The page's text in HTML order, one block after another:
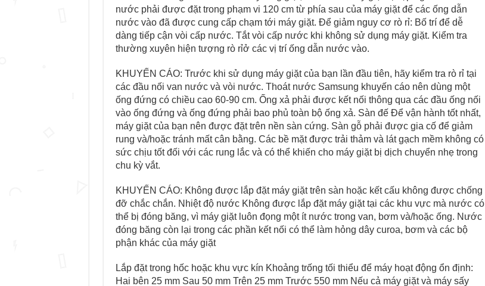
nước phải được đặt trong phạm vi 120 cm từ phía sau của máy giặt để các ống dẫn
nước vào đã được cung cấp chạm tới máy giặt. Để giảm nguy cơ rò rỉ: Bố trí để dễ
dàng tiếp cận vòi cấp nước. Tắt vòi cấp nước khi không sử dụng máy giặt. Kiểm tra
thường xuyên hiện tượng rò rỉở các vị trí ống dẫn nước vào.
KHUYẾN CÁO: Trước khi sử dụng máy giặt của bạn lần đầu tiên, hãy kiểm tra rò rỉ tại
các đầu nối van nước và vòi nước. Thoát nước Samsung khuyến cáo nên dùng một
ống đứng có chiều cao 60-90 cm. Ống xả phải được kết nối thông qua các đầu ống nối
vào ống đứng và ống đứng phải bao phủ toàn bộ ống xả. Sàn đế Để vận hành tốt nhất,
máy giặt của bạn nên được đặt trên nền sàn cứng. Sàn gỗ phải được gia cố để giảm
rung và/hoặc tránh mất cân bằng. Các bề mặt được trải thảm và lát gạch mềm không có
sức chịu tốt đối với các rung lắc và có thể khiến cho máy giặt bị dịch chuyển nhẹ trong
chu kỳ vắt.
KHUYẾN CÁO: Không được lắp đặt máy giặt trên sàn hoặc kết cấu không được chống
đỡ chắc chắn. Nhiệt độ nước Không được lắp đặt máy giặt tại các khu vực mà nước có
thể bị đóng băng, vì máy giặt luôn đọng một ít nước trong van, bơm và/hoặc ống. Nước
đóng băng còn lại trong các phần kết nối có thể làm hỏng dây curoa, bơm và các bộ
phận khác của máy giặt
Lắp đặt trong hốc hoặc khu vực kín Khoảng trống tối thiểu để máy hoạt động ổn định:
Hai bên 25 mm Sau 50 mm Trên 25 mm Trước 550 mm Nếu cả máy giặt và máy sấy